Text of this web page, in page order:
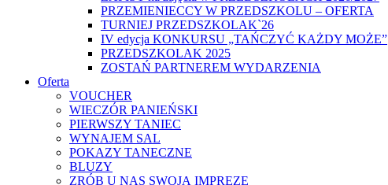
PRZEMIENIECCY W PRZEDSZKOLU – OFERTA
TURNIEJ PRZEDSZKOLAK`26
IV edycja KONKURSU „TAŃCZYĆ KAŻDY MOŻE”
PRZEDSZKOLAK 2025
ZOSTAŃ PARTNEREM WYDARZENIA
Oferta
VOUCHER
WIECZÓR PANIEŃSKI
PIERWSZY TANIEC
WYNAJEM SAL
POKAZY TANECZNE
BLUZY
ZRÓB U NAS SWOJĄ IMPREZĘ